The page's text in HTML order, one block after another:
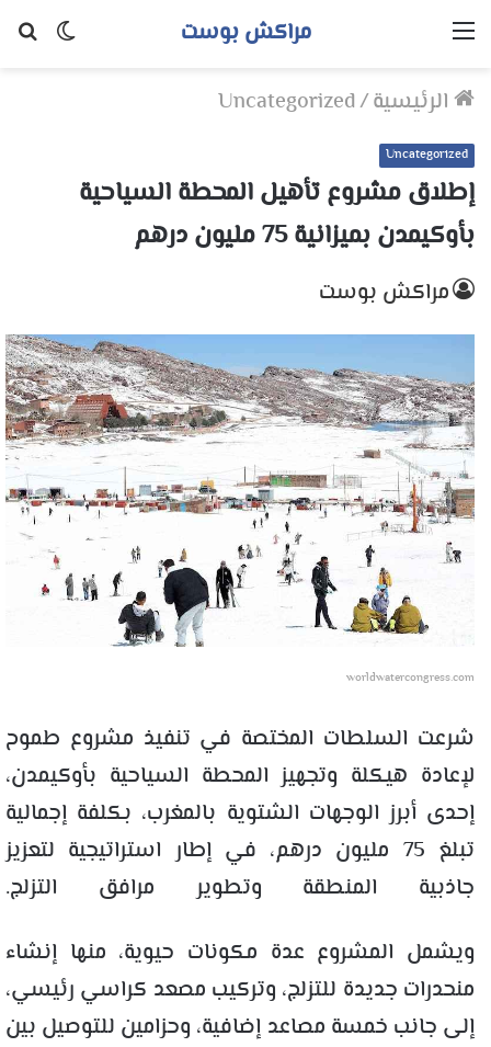
الوضع
مراكش بوست القائمة
الرئيسية/
Uncategorized
Uncategorized
إطلاق مشروع تأهيل المحطة السياحية
بأوكيمدن بميزانية 75 مليون درهم
مراكش بوست
worldwatercongress.com
شرعت السلطات المختصة في تنفيذ مشروع طموح
لإعادة هيكلة وتجهيز المحطة السياحية بأوكيمدن،
إحدى أبرز الوجهات الشتوية بالمغرب، بكلفة إجمالية
تبلغ 75 مليون درهم، في إطار استراتيجية لتعزيز
جاذبية المنطقة وتطوير مرافق التزلج.
ويشمل المشروع عدة مكونات حيوية، منها إنشاء
منحدرات جديدة للتزلج، وتركيب مصعد كراسي رئيسي،
إلى جانب خمسة مصاعد إضافية، وحزامين للتوصيل بين